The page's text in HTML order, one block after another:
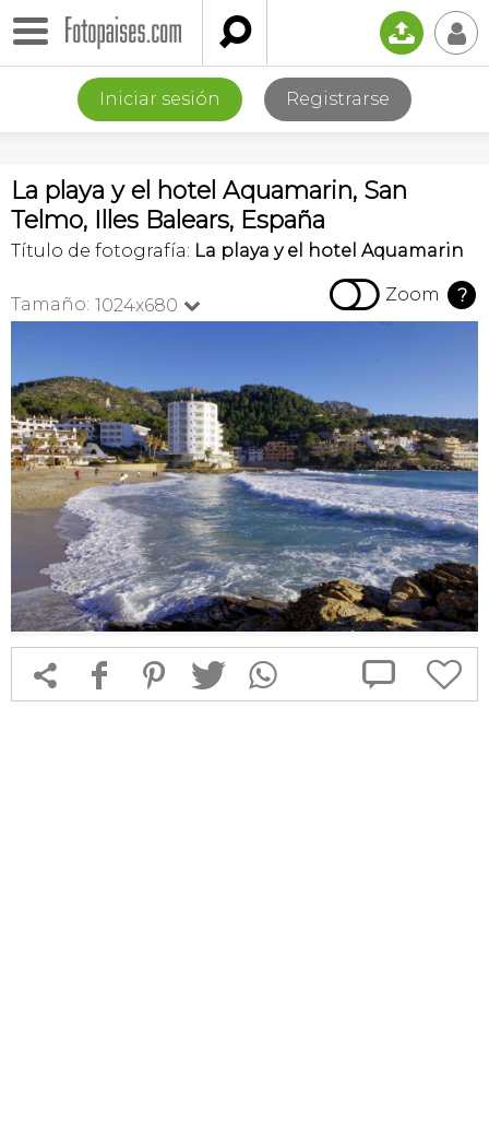
 📤 👤
Iniciar sesión Registrarse
La playa y el hotel Aquamarin, San
Telmo, Illes Balears, España
Título de fotografía: La playa y el hotel Aquamarin
Tamaño: 1024x680   Zoom ?
 f 1 T  